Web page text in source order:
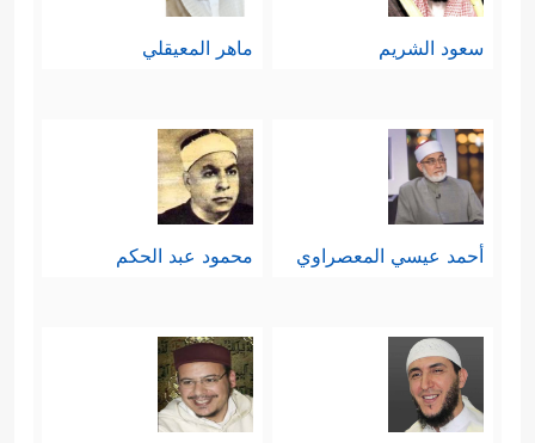
سعود الشريم ماهر المعيقلي
أحمد عيسي المعصراوي محمود عبد الحكم